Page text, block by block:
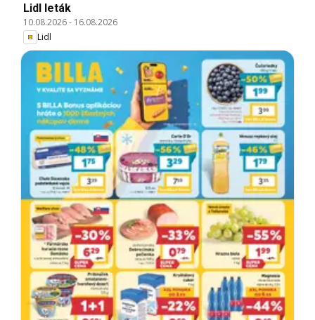
Lidl leták
10.08.2026- 16.08.2026
Lidl